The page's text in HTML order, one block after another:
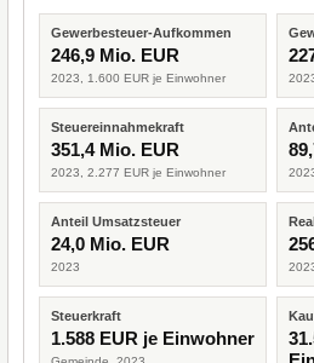
Gewerbesteuer-Aufkommen
246,9 Mio. EUR
2023, 1.600 EUR je Einwohner
Steuereinnahmekraft
351,4 Mio. EUR
2023, 2.277 EUR je Einwohner
Anteil Umsatzsteuer
24,0 Mio. EUR
2023
Steuerkraft
1.588 EUR je Einwohner